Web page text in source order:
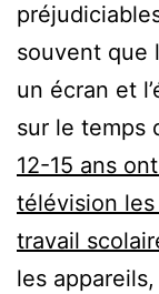
souvent que
un écran et
sur le temps
12-15 ans
télévision
travail
les